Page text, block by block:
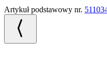
Artykuł podstawowy nr.